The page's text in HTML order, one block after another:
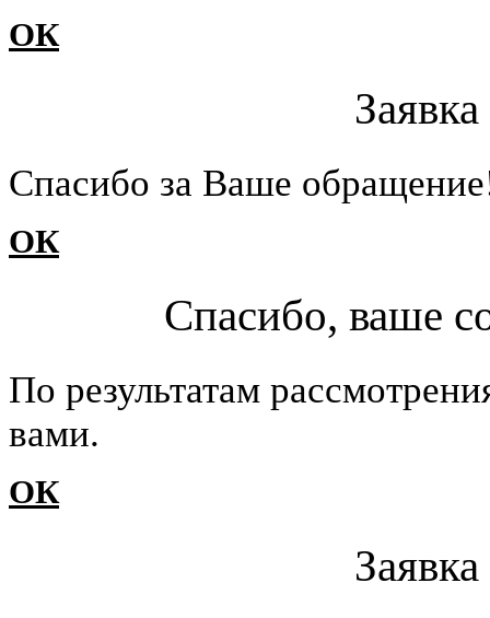
ОК
Cпасибо за Ваше
ОК
Спасибо, ваше
По результатам
вами.
ОК